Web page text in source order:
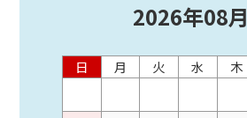
2026年08月
日 月 火 水 木